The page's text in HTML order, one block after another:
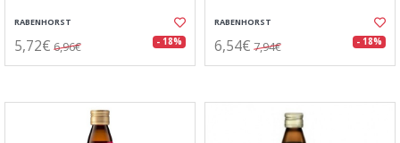
RABENHORST
5,72€ 6,96€ - 18%
RABENHORST
6,54€ 7,94€ - 18%